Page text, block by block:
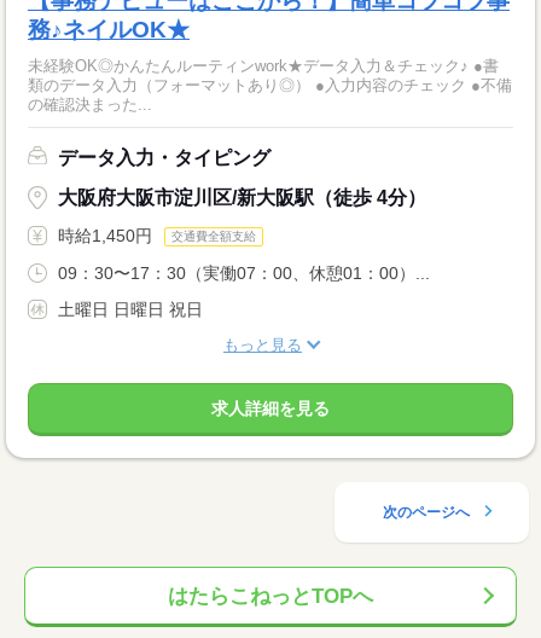
務♪ネイルOK★
未経験OK◎かんたんルーティンwork★データ入力＆チェック♪ ●書
類のデータ入力（フォーマットあり◎） ●入力内容のチェック ●不備
の確認決まった...
データ入力・タイピング
大阪府大阪市淀川区/新大阪駅（徒歩 4分）
時給1,450円 交通費全額支給
09：30〜17：30（実働07：00、休憩01：00）...
土曜日 日曜日 祝日
もっと見る
求人詳細を見る
次のページへ
はたらこねっとTOPへ